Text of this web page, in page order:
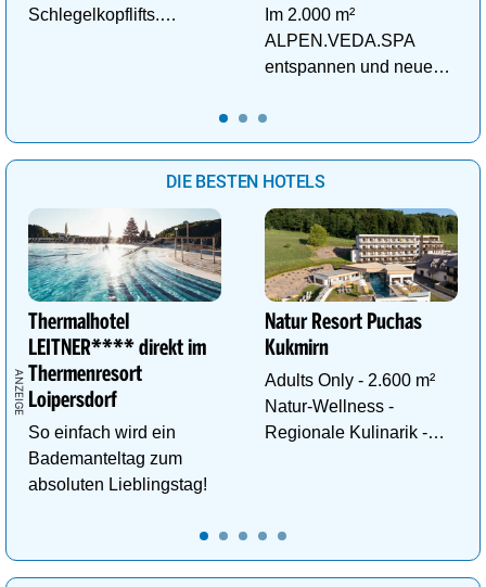
Schlegelkopflifts.
Im 2.000 m²
ALPEN.VEDA.SPA
entspannen und neue
Gesundheit tanken.
DIE BESTEN HOTELS
Thermalhotel
LEITNER**** direkt im
Thermenresort
Loipersdorf
So einfach wird ein
Bademanteltag zum
absoluten Lieblingstag!
Natur Resort Puchas
Kukmirn
Adults Only - 2.600 m²
Natur-Wellness -
Regionale Kulinarik -